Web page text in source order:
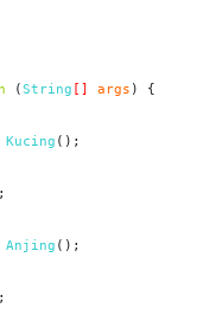
(String [] args ) {
Kucing ();
Anjing ();